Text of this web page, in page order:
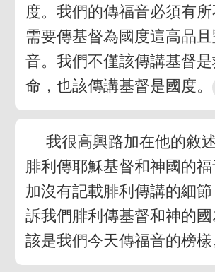
度。我們的傳福音必須有
需要傳基督為國度這高品
音。我們不僅該傳講基督
命，也該傳講基督是國度。
我很高興路加在他的敘
腓利傳耶穌基督和神國的
加沒有記載腓利傳講的細
訴我們腓利傳基督和神的
該是我們今天傳福音的榜樣